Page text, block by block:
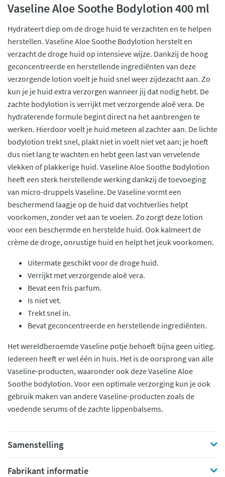
Vaseline Aloe Soothe Bodylotion 400 ml
Hydrateert diep om de droge huid te verzachten en te helpen
herstellen. Vaseline Aloe Soothe Bodylotion herstelt en
verzacht de droge huid op intensieve wijze. Dankzij de hoog
geconcentreerde en herstellende ingrediënten van deze
verzorgende lotion voelt je huid snel weer zijdezacht aan. Zo
kun je je huid extra verzorgen wanneer jij dat nodig hebt. De
zachte bodylotion is verrijkt met verzorgende aloë vera. De
hydraterende formule begint direct na het aanbrengen te
werken. Hierdoor voelt je huid meteen al zachter aan. De lichte
bodylotion trekt snel, plakt niet in voelt niet vet aan; je hoeft
dus niet lang te wachten en hebt geen last van vervelende
vlekken of plakkerige huid. Vaseline Aloe Soothe Bodylotion
heeft een sterk herstellende werking dankzij de toevoeging
van micro-druppels Vaseline. De Vaseline vormt een
beschermend laagje op de huid dat vochtverlies helpt
voorkomen, zonder vet aan te voelen. Zo zorgt deze lotion
voor een beschermde en herstelde huid. Ook kalmeert de
crème de droge, onrustige huid en helpt het jeuk voorkomen.
Uitermate geschikt voor de droge huid.
Verrijkt met verzorgende aloë vera.
Bevat een fris parfum.
Is niet vet.
Trekt snel in.
Bevat geconcentreerde en herstellende ingrediënten.
Het wereldberoemde Vaseline potje behoeft bijna geen uitleg.
Iedereen heeft er wel één in huis. Het is de oorsprong van alle
Vaseline-producten, waaronder ook deze Vaseline Aloe
Soothe bodylotion. Voor een optimale verzorging kun je ook
gebruik maken van andere Vaseline-producten zoals de
voedende serums of de zachte lippenbalsems.
Samenstelling
Fabrikant informatie